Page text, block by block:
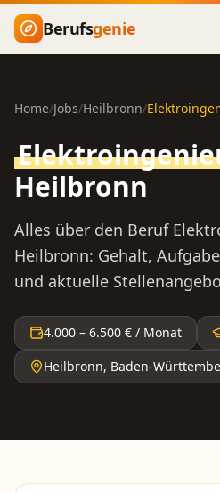
Zum Hauptinhalt springen
Berufsgenie
Home/Jobs/Heilbronn/
Heilbronn
Alles über den Beruf
Heilbronn: Gehalt,
und aktuelle
4.000 – 6.500 € / Monat
Heilbronn, Baden-